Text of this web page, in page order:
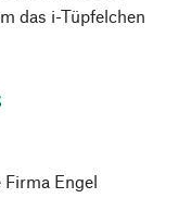
das i-Tüpfelchen
Engel